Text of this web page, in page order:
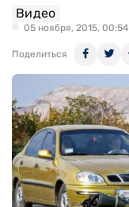
Видео
05 ноября, 2015, 00:54
Поделиться